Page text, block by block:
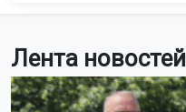
Лента новостей